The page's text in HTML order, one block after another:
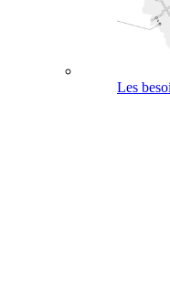
Les